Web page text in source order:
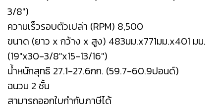
3/8")
ความเร็วรอบตัวเปล่า (RPM) 8,500
ขนาด (ยาว x กว้าง x สูง) 483มม.x771มม.x401 มม.
(19"x30-3/8"x15-13/16")
น้ำหนักสุทธิ 27.1-27.6กก. (59.7-60.9ปอนด์)
ฉนวน 2 ชั้น
สามารถออกใบกำกับภาษีได้